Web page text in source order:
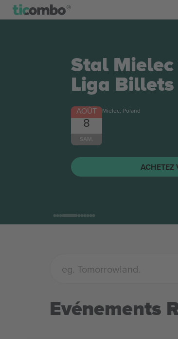
Stal Mielec
Liga Billets
AOÛT
8
SAM.
Mielec, Poland
ACHETEZ
Evénements